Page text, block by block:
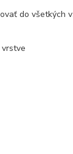
do všetkých